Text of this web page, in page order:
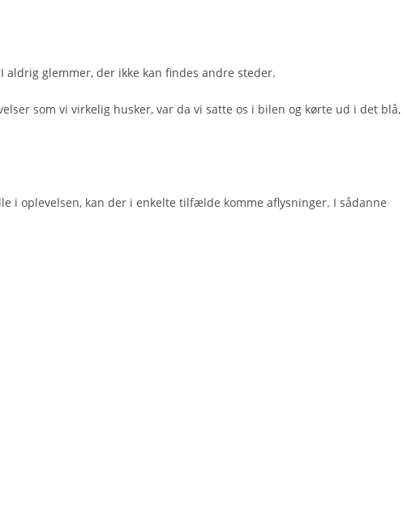
glemmer, der ikke kan findes andre steder.
som vi virkelig husker, var da vi satte os i bilen og kørte ud i det blå,
i oplevelsen, kan der i enkelte tilfælde komme aflysninger. I sådanne